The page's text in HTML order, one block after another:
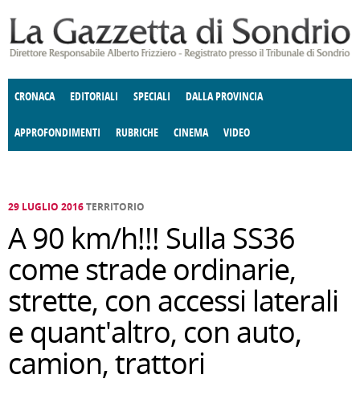
CRONACA EDITORIALI SPECIALI DALLA PROVINCIA
APPROFONDIMENTI
E SPETTACOLI POLITICA
RUBRICHE
DELLE IDEE FATTI DELLO SPIRITO
CINEMA VIDEO
29 LUGLIO 2016TERRITORIO
A 90 km/h!!! Sulla SS36
come strade ordinarie,
strette, con accessi laterali
e quant'altro, con auto,
camion, trattori